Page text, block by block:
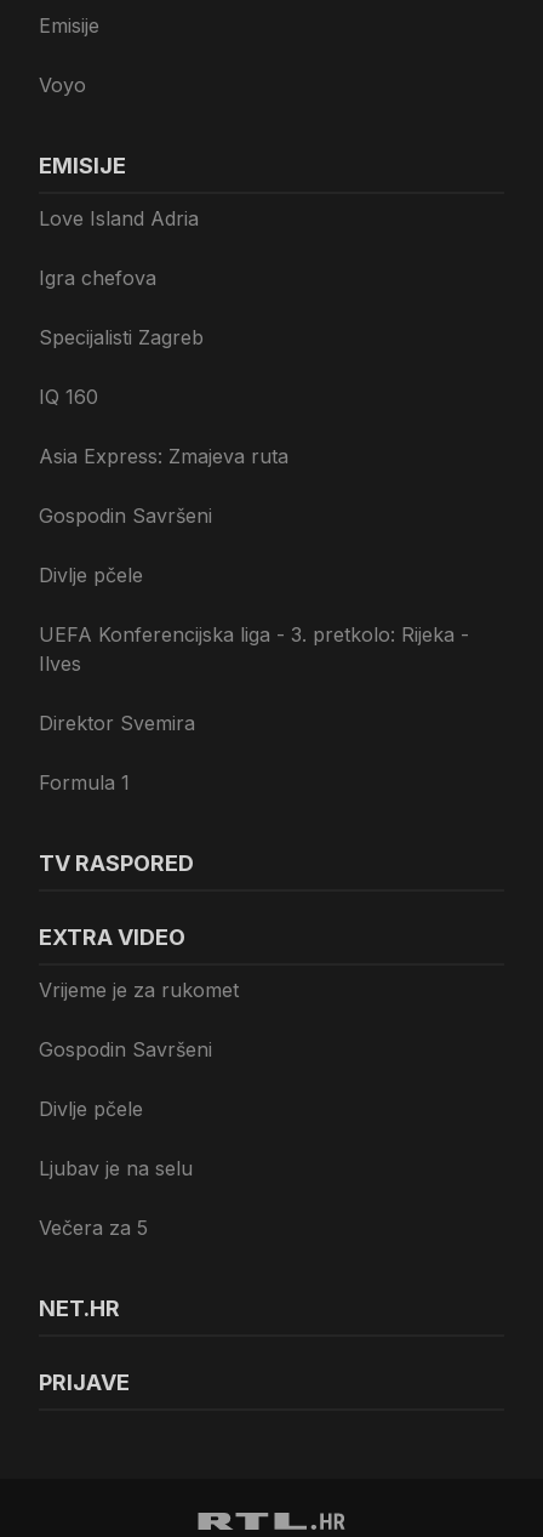
Emisije
Voyo
EMISIJE
Love Island Adria
Igra chefova
Specijalisti Zagreb
IQ 160
Asia Express: Zmajeva ruta
Gospodin Savršeni
Divlje pčele
UEFA Konferencijska liga - 3. pretkolo: Rijeka -
Ilves
Direktor Svemira
Formula 1
TV RASPORED
EXTRA VIDEO
Vrijeme je za rukomet
Gospodin Savršeni
Divlje pčele
Ljubav je na selu
Večera za 5
NET.HR
PRIJAVE